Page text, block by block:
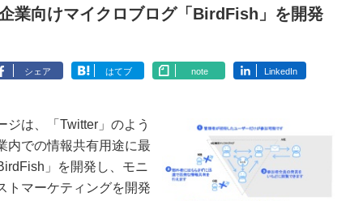
業向けマイクロブログ「BirdFish」を開発
シェア はてブ note LinkedIn
は、「Twitter」のよう
内での情報共有用途に最
」を開発し、モニ
トマーケティングを開発